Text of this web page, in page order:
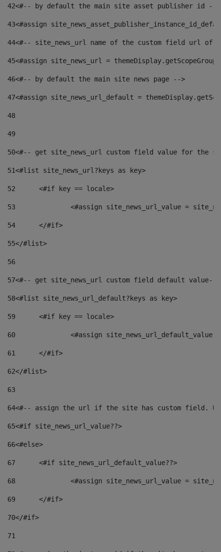
42<#-- by default the main site asset publisher id --
43<#assign
44<#-- site_news_url name of the custom field url of
45<#assign site_news_url =
46<#-- by default the main site news page -->
47<#assign site_news_url_default =
48
49
50<#-- get site_news_url custom field value for the
51<#list site_news_url?keys as key>
52
	<#if key == locale>
53
<#assign site_news_url_value =
54
	</#if>
55</#list>
56
57<#-- get site_news_url custom field default value--
58<#list site_news_url_default?keys as key>
59
	<#if key == locale>
60
<#assign
61
	</#if>
62</#list>
63
64<#-- assign the url if the site has custom field.
65<#if site_news_url_value??>
66<#else>
67
	<#if site_news_url_default_value??>
68
<#assign site_news_url_value =
69
	</#if>
70</#if>
71